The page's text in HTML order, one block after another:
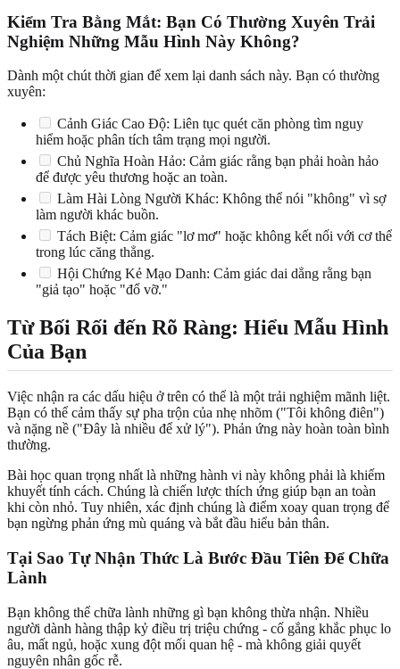
Kiểm Tra Bằng Mắt: Bạn Có Thường Xuyên Trải
Nghiệm Những Mẫu Hình Này Không?
Dành một chút thời gian để xem lại danh sách này. Bạn có thường
xuyên:
Cảnh Giác Cao Độ: Liên tục quét căn phòng tìm nguy
hiểm hoặc phân tích tâm trạng mọi người.
Chủ Nghĩa Hoàn Hảo: Cảm giác rằng bạn phải hoàn hảo
để được yêu thương hoặc an toàn.
Làm Hài Lòng Người Khác: Không thể nói "không" vì sợ
làm người khác buồn.
Tách Biệt: Cảm giác "lơ mơ" hoặc không kết nối với cơ thể
trong lúc căng thẳng.
Hội Chứng Kẻ Mạo Danh: Cảm giác dai dẳng rằng bạn
"giả tạo" hoặc "đổ vỡ."
Từ Bối Rối đến Rõ Ràng: Hiểu Mẫu Hình
Của Bạn
Việc nhận ra các dấu hiệu ở trên có thể là một trải nghiệm mãnh liệt.
Bạn có thể cảm thấy sự pha trộn của nhẹ nhõm ("Tôi không điên")
và nặng nề ("Đây là nhiều để xử lý"). Phản ứng này hoàn toàn bình
thường.
Bài học quan trọng nhất là những hành vi này không phải là khiếm
khuyết tính cách. Chúng là chiến lược thích ứng giúp bạn an toàn
khi còn nhỏ. Tuy nhiên, xác định chúng là điểm xoay quan trọng để
bạn ngừng phản ứng mù quáng và bắt đầu hiểu bản thân.
Tại Sao Tự Nhận Thức Là Bước Đầu Tiên Để Chữa
Lành
Bạn không thể chữa lành những gì bạn không thừa nhận. Nhiều
người dành hàng thập kỷ điều trị triệu chứng - cố gắng khắc phục lo
âu, mất ngủ, hoặc xung đột mối quan hệ - mà không giải quyết
nguyên nhân gốc rễ.